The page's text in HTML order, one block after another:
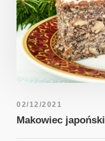
02/12/2021
Makowiec japoński